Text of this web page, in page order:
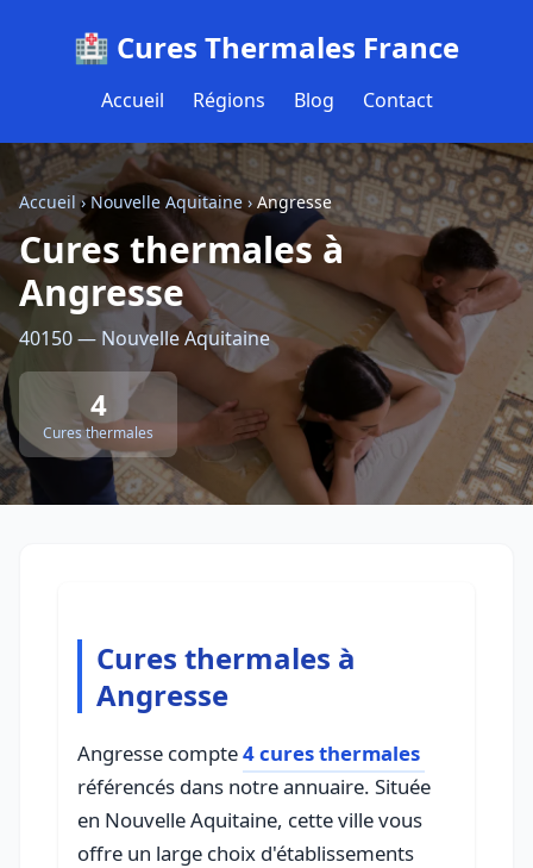
🏥 Cures Thermales France
Accueil Régions Blog Contact
Accueil ›Nouvelle Aquitaine›Angresse
Cures thermales à
Angresse
40150 — Nouvelle Aquitaine
4
Cures thermales
Cures thermales à
Angresse
Angresse compte4 cures thermales
référencés dans notre annuaire. Située
en Nouvelle Aquitaine, cette ville vous
offre un large choix d'établissements